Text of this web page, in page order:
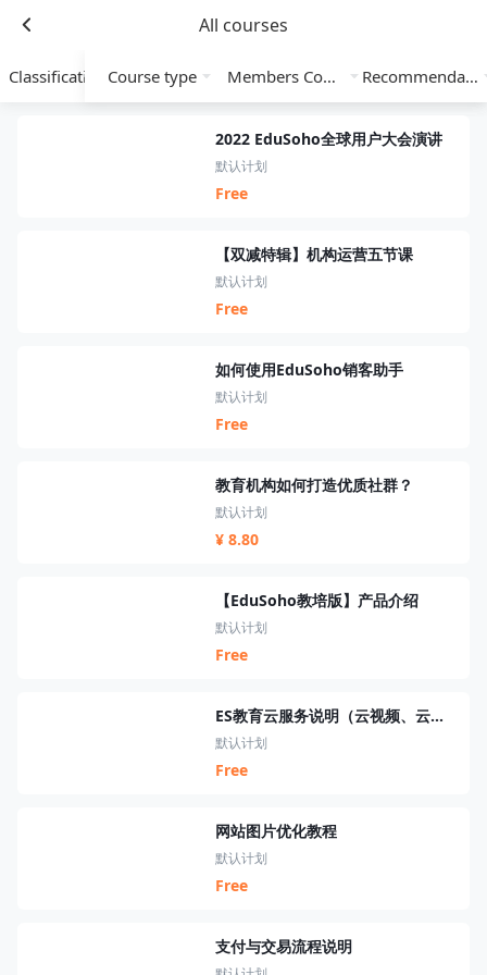
All courses
Classification Course type Members Course Recommendation
2022 EduSoho全球用户大会演讲
默认计划
Free
【双减特辑】机构运营五节课
默认计划
Free
如何使用EduSoho销客助手
默认计划
Free
教育机构如何打造优质社群？
默认计划
¥ 8.80
【EduSoho教培版】产品介绍
默认计划
Free
ES教育云服务说明（云视频、云短信、云资源、云搜索、云直播）
默认计划
Free
网站图片优化教程
默认计划
Free
支付与交易流程说明